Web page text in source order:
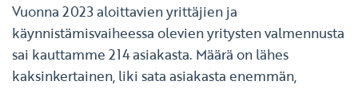
Vuonna 2023 aloittavien yrittäjien ja
käynnistämisvaiheessa olevien yritysten valmennusta
sai kauttamme 214 asiakasta. Määrä on lähes
kaksinkertainen, liki sata asiakasta enemmän,